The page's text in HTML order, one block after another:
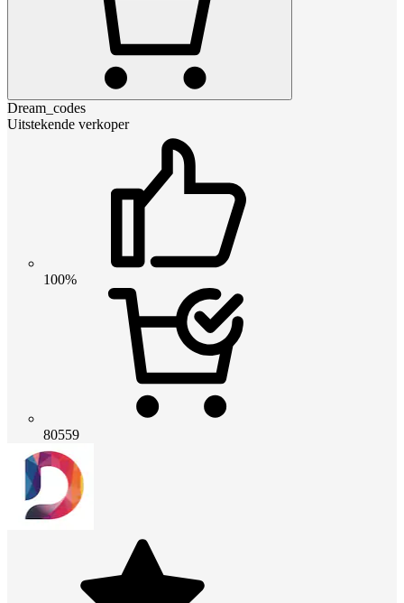
Dream_codes
Uitstekende verkoper
100%
80559